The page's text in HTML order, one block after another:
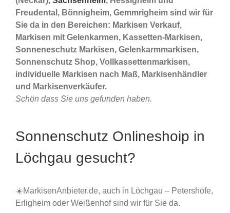
Freudental, Bönnigheim, Gemmrigheim sind wir für
Sie da in den Bereichen: Markisen Verkauf,
Markisen mit Gelenkarmen, Kassetten-Markisen,
Sonneneschutz Markisen, Gelenkarmmarkisen,
Sonnenschutz Shop, Vollkassettenmarkisen,
individuelle Markisen nach Maß, Markisenhändler
und Markisenverkäufer.
Schön dass Sie uns gefunden haben.
Sonnenschutz Onlineshoip in
Löchgau gesucht?
☀️MarkisenAnbieter.de, auch in Löchgau – Petershöfe,
Erligheim oder Weißenhof sind wir für Sie da.